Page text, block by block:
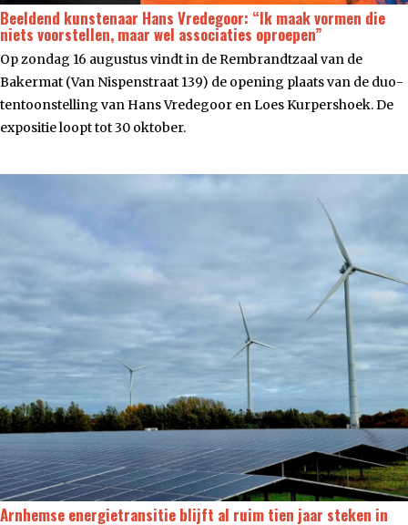
Beeldend kunstenaar Hans Vredegoor: “Ik maak vormen die
niets voorstellen, maar wel associaties oproepen”
Op zondag 16 augustus vindt in de Rembrandtzaal van de
Bakermat (Van Nispenstraat 139) de opening plaats van de duo-
tentoonstelling van Hans Vredegoor en Loes Kurpershoek. De
expositie loopt tot 30 oktober.
Arnhemse energietransitie blijft al ruim tien jaar steken in